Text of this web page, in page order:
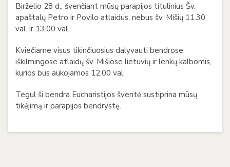
Birželio 28 d., švenčiant mūsų parapijos titulinius Šv.
apaštalų Petro ir Povilo atlaidus, nebus šv. Mišių 11.30
val. ir 13.00 val.
Kviečiame visus tikinčiuosius dalyvauti bendrose
iškilmingose atlaidų šv. Mišiose lietuvių ir lenkų kalbomis,
kurios bus aukojamos 12.00 val.
Tegul ši bendra Eucharistijos šventė sustiprina mūsų
tikėjimą ir parapijos bendrystę.